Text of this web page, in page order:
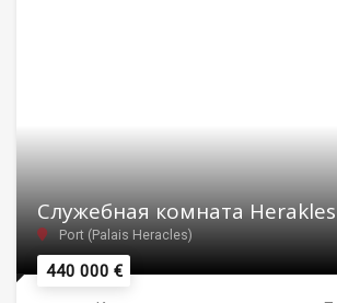
440 000 €
Служебная комната Herakles
Port (Palais Heracles)